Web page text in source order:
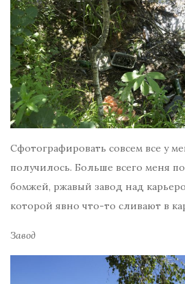
Сфотографировать совсем все у
получилось. Больше всего меня
бомжей, ржавый завод над
которой явно что-то сливают в
Завод